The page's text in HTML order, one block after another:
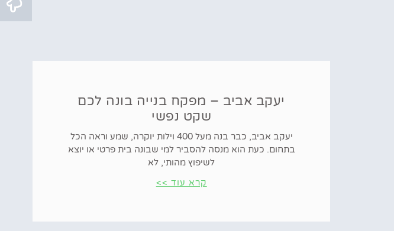
יעקב אביב – מפקח בנייה בונה לכם
שקט נפשי
יעקב אביב, כבר בנה מעל 400 וילות יוקרה, שמע וראה הכל
בתחום. כעת הוא מנסה להסביר למי שבונה בית פרטי או יוצא
לשיפוץ מהותי, לא
קרא עוד >>